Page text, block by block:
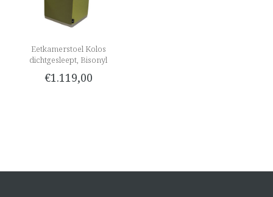
Eetkamerstoel Kolos
dichtgesleept, Bisonyl
€1.119,00